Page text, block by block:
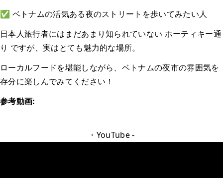
✅ ベトナムの活気ある夜のストリートを歩いてみたい人
日本人旅行者にはまだあまり知られていない ホーティキー通
り ですが、実はとても魅力的な場所。
ローカルフードを堪能しながら、ベトナムの夜市の雰囲気を
存分に楽しんでみてください！
参考動画:
・YouTube -